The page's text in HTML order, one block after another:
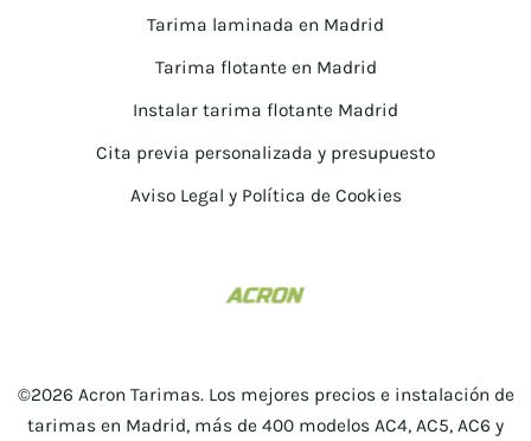
Tarima laminada en Madrid
Tarima flotante en Madrid
Instalar tarima flotante Madrid
Cita previa personalizada y presupuesto
Aviso Legal y Política de Cookies
©2026 Acron Tarimas. Los mejores precios e instalación de
tarimas en Madrid, más de 400 modelos AC4, AC5, AC6 y